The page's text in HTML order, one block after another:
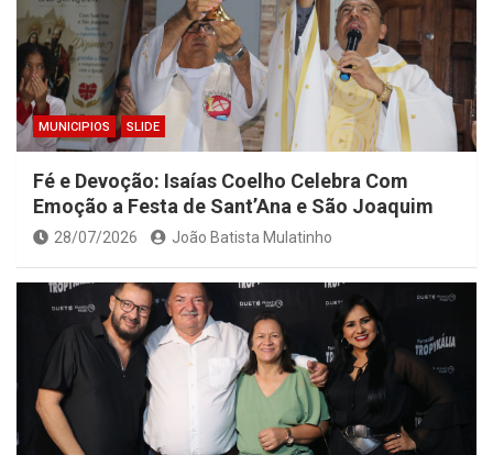
MUNICIPIOS SLIDE
Fé e Devoção: Isaías Coelho Celebra Com
Emoção a Festa de Sant’Ana e São Joaquim
28/07/2026 João Batista Mulatinho